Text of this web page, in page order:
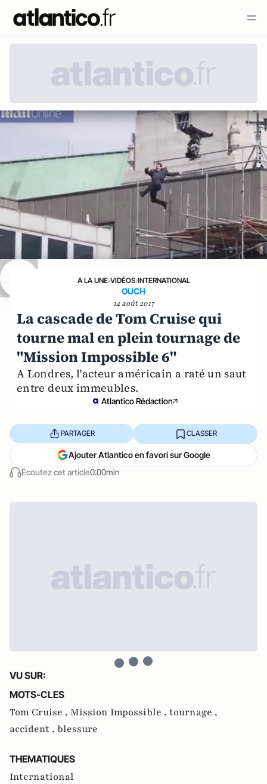
A LA UNE›VIDÉOS›INTERNATIONAL
OUCH
14 août 2017
La cascade de Tom Cruise qui
tourne mal en plein tournage de
"Mission Impossible 6"
A Londres, l'acteur américain a raté un saut
entre deux immeubles.
Atlantico Rédaction
Écoutez cet article0:00min
PARTAGER CLASSER
Ajouter Atlantico en favori sur Google
VU SUR:
MOTS-CLES
Tom Cruise , Mission Impossible , tournage ,
accident , blessure
THEMATIQUES
International